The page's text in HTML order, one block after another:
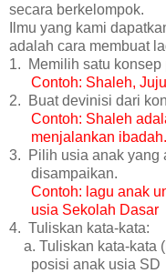
secara berkelompok.
Ilmu yang kami
adalah cara membuat
1.
Memilih satu
Contoh: Shaleh,
2.
Buat devinisi dari
Contoh: Shaleh
menjalankan ibadah.
3.
Pilih usia anak yang
disampaikan.
Contoh: lagu anak
usia Sekolah Dasar
4. Tuliskan kata-kata:
a. Tuliskan kata-kata
posisi anak usia SD